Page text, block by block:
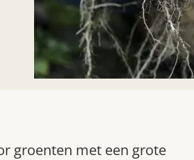
groenten met een grote